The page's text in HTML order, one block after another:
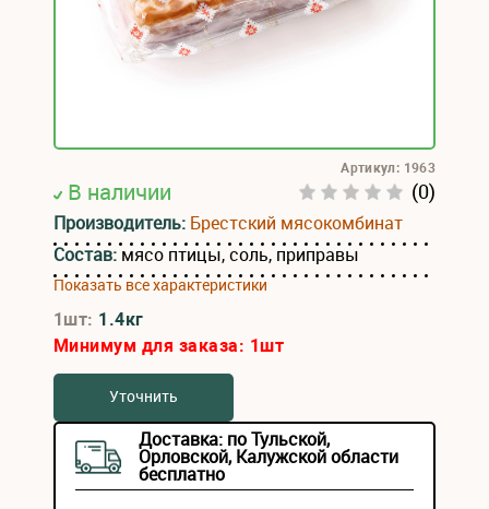
В наличии (0)
Артикул: 1963
Производитель: Брестский мясокомбинат
Состав: мясо птицы, соль, приправы
Показать все характеристики
1шт: 1.4кг
Минимум для заказа: 1шт
Уточнить
Доставка: по Тульской,
Орловской, Калужской области
бесплатно